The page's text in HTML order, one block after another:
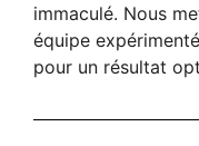
immaculé. Nous
équipe
pour un résultat